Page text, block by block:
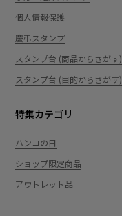
個人情報保護
慶弔スタンプ
スタンプ台 (商品からさがす)
スタンプ台 (目的からさがす)
特集カテゴリ
ハンコの日
ショップ限定商品
アウトレット品